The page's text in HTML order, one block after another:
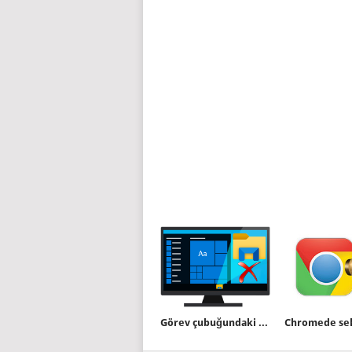
Görev çubuğundaki dosya gezgini kayboldu